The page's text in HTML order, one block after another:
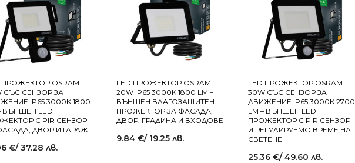
ПРОЖЕКТОР OSRAM
СЪС СЕНЗОР ЗА
IP65 3000K 1800
ВЪНШЕН LED
С PIR СЕНЗОР
ДВОР И ГАРАЖ
€/ 37.28 лв.
LED ПРОЖЕКТОР OSRAM
20W IP65 3000K 1800 LM –
ВЪНШЕН ВЛАГОЗАЩИТЕН
ПРОЖЕКТОР ЗА ФАСАДА,
ДВОР, ГРАДИНА И ВХОДОВЕ
9.84 €/ 19.25 лв.
LED ПРОЖЕКТОР OSRAM
30W СЪС СЕНЗОР ЗА
ДВИЖЕНИЕ IP65 3000K 2700
LM – ВЪНШЕН LED
ПРОЖЕКТОР С PIR СЕНЗОР
И РЕГУЛИРУЕМО ВРЕМЕ НА
СВЕТЕНЕ
25.36 €/ 49.60 лв.